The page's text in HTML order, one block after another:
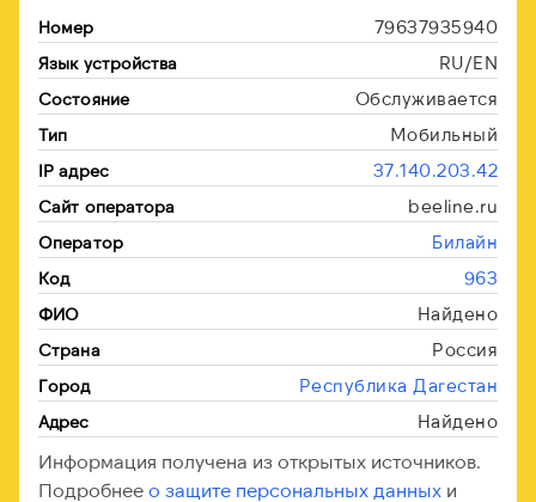
Номер 79637935940
Язык устройства RU/EN
Состояние Обслуживается
Тип Мобильный
IP адрес 37.140.203.42
Сайт оператора beeline.ru
Оператор Билайн
Код 963
ФИО Найдено
Страна Россия
Город Республика Дагестан
Адрес Найдено
Информация получена из открытых источников.
Подробнее о защите персональных данных и